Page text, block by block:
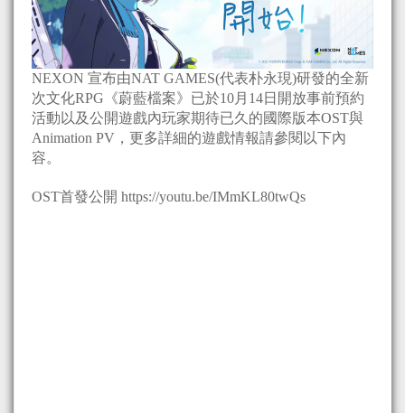
NEXON 宣布由NAT GAMES(代表朴永現)研發的全新
次文化RPG《蔚藍檔案》已於10月14日開放事前預約
活動以及公開遊戲內玩家期待已久的國際版本OST與
Animation PV，更多詳細的遊戲情報請參閱以下內
容。
OST首發公開 https://youtu.be/IMmKL80twQs